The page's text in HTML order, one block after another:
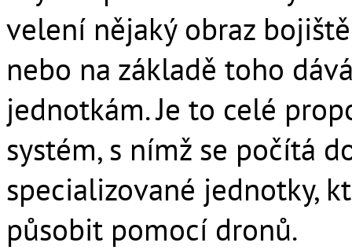
velení nějaký obraz
nebo na základě toho
jednotkám. Je to celé
systém, s nímž se počítá
specializované jednotky,
působit pomocí dronů.